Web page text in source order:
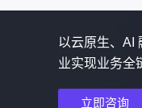
以云原生、AI
业实现业务全
立即咨询